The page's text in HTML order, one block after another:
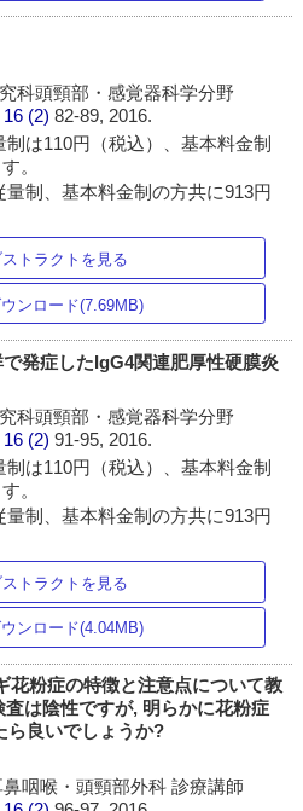
科頭頸部・感覚器科学分野
16 (2)82-89, 2016.
は110円（税込）、基本料金制
。
制、基本料金制の方共に913円
トラクトを見る
ンロード(7.69MB)
発症したIgG4関連肥厚性硬膜炎
科頭頸部・感覚器科学分野
16 (2)91-95, 2016.
は110円（税込）、基本料金制
。
制、基本料金制の方共に913円
トラクトを見る
ンロード(4.04MB)
花粉症の特徴と注意点について教
は陰性ですが, 明らかに花粉症
ら良いでしょうか?
咽喉・頭頸部外科 診療講師